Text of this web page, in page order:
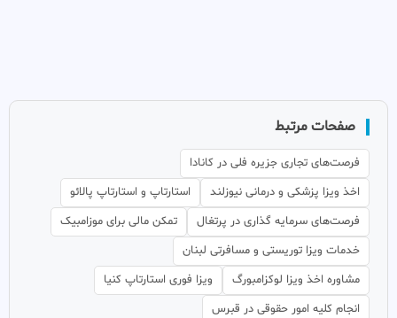
صفحات مرتبط
فرصت‌های تجاری جزیره فلی در کانادا
اخذ ویزا پزشکی و درمانی نیوزلند
استارتاپ و استارتاپ پالائو
فرصت‌های سرمایه گذاری در پرتغال
تمکن مالی برای موزامبیک
خدمات ویزا توریستی و مسافرتی لبنان
مشاوره اخذ ویزا لوکزامبورگ
ویزا فوری استارتاپ کنیا
انجام کلیه امور حقوقی در قبرس